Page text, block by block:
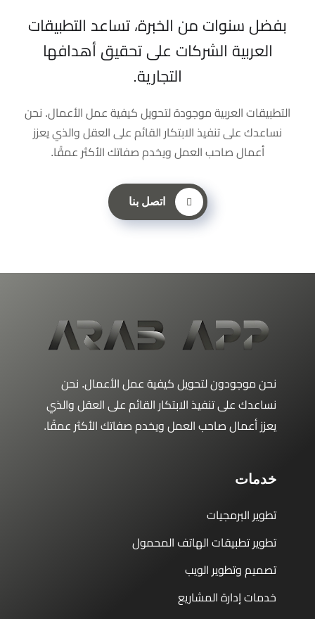
بفضل سنوات من الخبرة، تساعد التطبيقات
العربية الشركات على تحقيق أهدافها
التجارية.
التطبيقات العربية موجودة لتحويل كيفية عمل الأعمال. نحن
نساعدك على تنفيذ الابتكار القائم على العقل والذي يعزز
أعمال صاحب العمل ويخدم صفاتك الأكثر عمقًا.
اتصل بنا
نحن موجودون لتحويل كيفية عمل الأعمال. نحن
نساعدك على تنفيذ الابتكار القائم على العقل والذي
يعزز أعمال صاحب العمل ويخدم صفاتك الأكثر عمقًا.
خدمات
تطوير البرمجيات
تطوير تطبيقات الهاتف المحمول
تصميم وتطوير الويب
خدمات إدارة المشاريع